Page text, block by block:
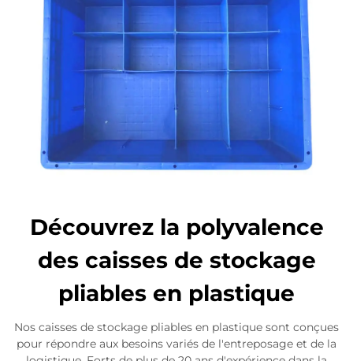
Découvrez la polyvalence
des caisses de stockage
pliables en plastique
Nos caisses de stockage pliables en plastique sont conçues
pour répondre aux besoins variés de l'entreposage et de la